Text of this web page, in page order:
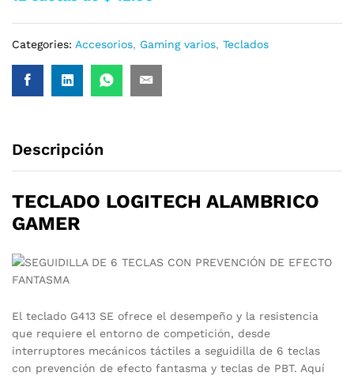
Categories: Accesorios, Gaming varios, Teclados
Descripción
TECLADO LOGITECH ALAMBRICO
GAMER
El teclado G413 SE ofrece el desempeño y la resistencia
que requiere el entorno de competición, desde
interruptores mecánicos táctiles a seguidilla de 6 teclas
con prevención de efecto fantasma y teclas de PBT. Aquí